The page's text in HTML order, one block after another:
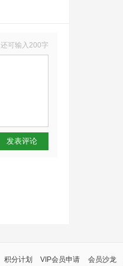
还可输入200字
发表评论
积分计划 VIP会员申请 会员沙龙